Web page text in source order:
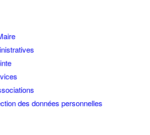
des données personnelles